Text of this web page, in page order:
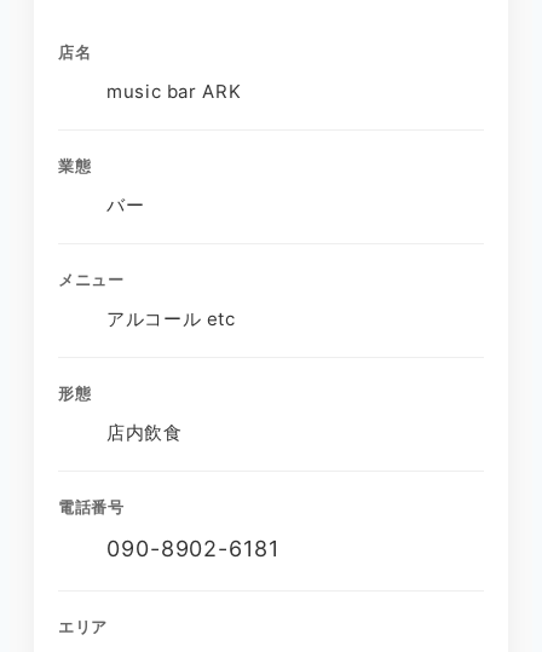
店名
music bar ARK
業態
バー
メニュー
アルコール etc
形態
店内飲食
電話番号
090-8902-6181
エリア